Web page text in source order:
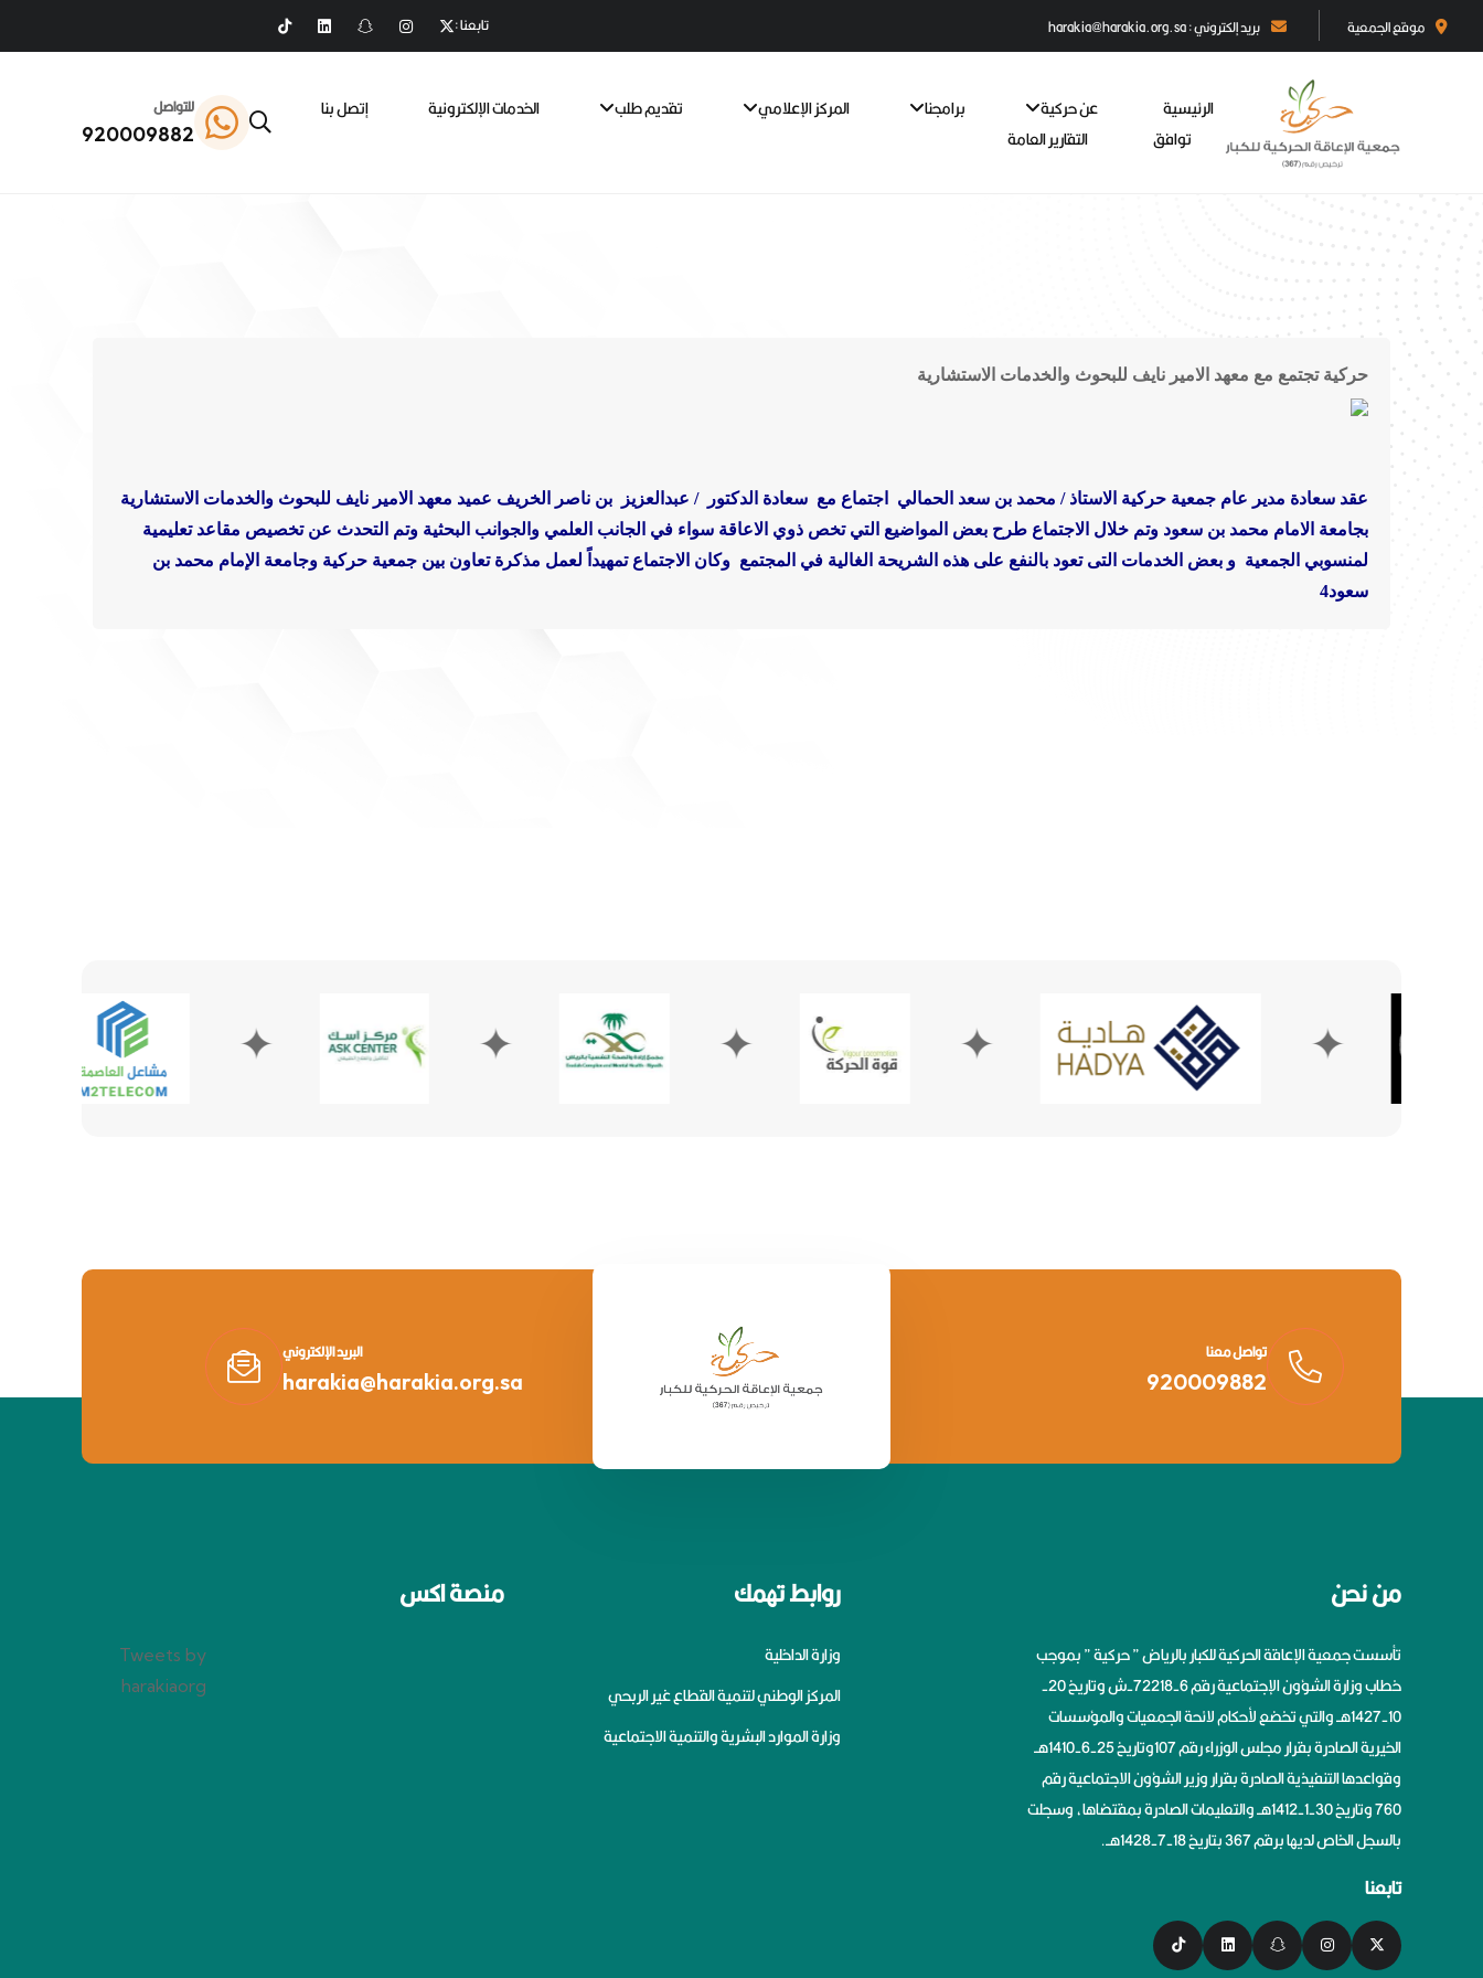
موقع الجمعية بريد إلكتروني : harakia@harakia.org.sa تابعنا :
الرئيسية عن حركية برامجنا المركز الإعلامي تقديم طلب الخدمات الإلكترونية
إتصل بنا
توافق
التقارير العامة
للتواصل
920009882
حركية تجتمع مع معهد الامير نايف للبحوث والخدمات الاستشارية
عقد سعادة مدير عام جمعية حركية الاستاذ / محمد بن سعد الحمالي اجتماع مع سعادة الدكتور / عبدالعزيز بن ناصر الخريف عميد معهد الامير نايف للبحوث والخدمات الاستشارية
بجامعة الامام محمد بن سعود وتم خلال الاجتماع طرح بعض المواضيع التي تخص ذوي الاعاقة سواء في الجانب العلمي والجوانب البحثية وتم التحدث عن تخصيص مقاعد تعليمية
لمنسوبي الجمعية و بعض الخدمات التى تعود بالنفع على هذه الشريحة الغالية في المجتمع وكان الاجتماع تمهيداً لعمل مذكرة تعاون بين جمعية حركية وجامعة الإمام محمد بن
سعود4
✦ ✦ ✦ ✦ ✦
تواصل معنا
920009882
البريد الإلكتروني
harakia@harakia.org.sa
من نحن
تأسست جمعية الإعاقة الحركية للكبار بالرياض ” حركية ” بموجب
خطاب وزارة الشؤون الإجتماعية رقم 6-72218-ش وتاريخ 20-
10-1427هــ والتي تخضع لأحكام لائحة الجمعيات والمؤسسات
الخيرية الصادرة بقرار مجلس الوزراء رقم 107وتاريخ 25-6-1410هــ
وقواعدها التنفيذية الصادرة بقرار وزير الشؤون الاجتماعية رقم
760 وتاريخ 30-1-1412هــ والتعليمات الصادرة بمقتضاها، وسجلت
بالسجل الخاص لديها برقم 367 بتاريخ 18-7-1428هــ.
تابعنا
روابط تهمك
وزارة الداخلية
المركز الوطني لتنمية القطاع غير الربحي
وزارة الموارد البشرية والتنمية الاجتماعية
منصة اكس
Tweets by
harakiaorg